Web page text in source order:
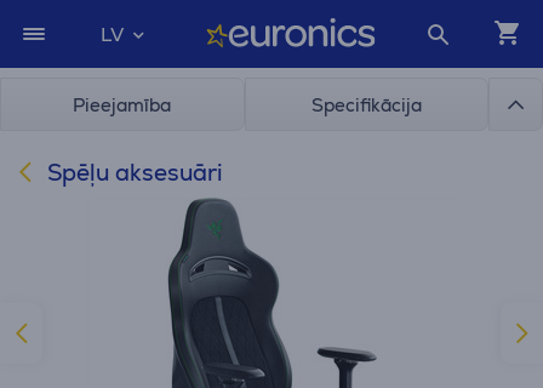
LV
Pieejamība Specifikācija
Spēļu aksesuāri